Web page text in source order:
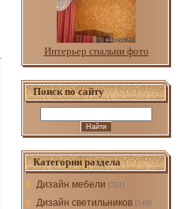
Интерьер спальни фото
Поиск по сайту
Категории раздела
Дизайн мебели [751]
Дизайн светильников [149]